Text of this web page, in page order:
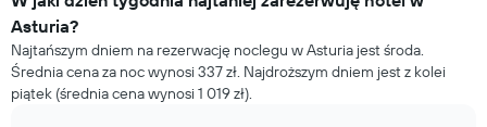
pokoju
dla
każdego
miesiąca
Wykres
Asturia?
Najtańszym dniem na rezerwację noclegu w Asturia jest środa.
Średnia cena za noc wynosi 337 zł. Najdroższym dniem jest z kolei
piątek (średnia cena wynosi 1 019 zł).